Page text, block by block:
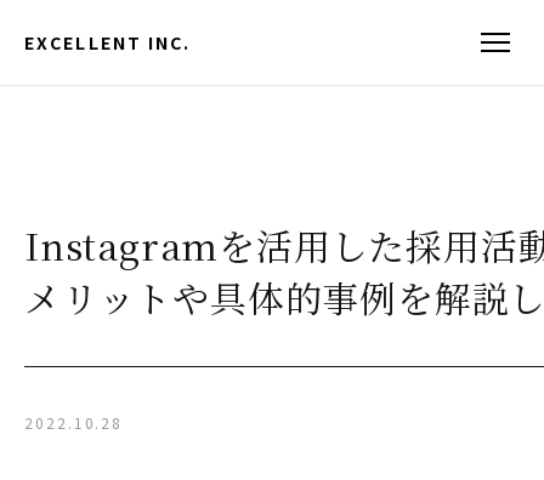
EXCELLENT INC.
Instagramを活用した採用活
メリットや具体的事例を解説
2022.10.28